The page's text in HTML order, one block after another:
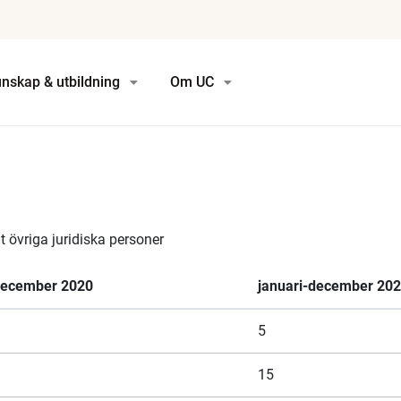
& utbildning Om UC
övriga juridiska personer
2020 januari-december
5
15